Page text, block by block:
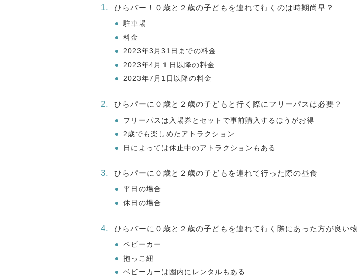
ひらパー！０歳と２歳の子どもを連れて行くのは時期尚早？
駐車場
料金
2023年3月31日までの料金
2023年4月１日以降の料金
2023年7月1日以降の料金
ひらパーに０歳と２歳の子どもと行く際にフリーパスは必要？
フリーパスは入場券とセットで事前購入するほうがお得
2歳でも楽しめたアトラクション
日によっては休止中のアトラクションもある
ひらパーに０歳と２歳の子どもを連れて行った際の昼食
平日の場合
休日の場合
ひらパーに０歳と２歳の子どもを連れて行く際にあった方が良い物
ベビーカー
抱っこ紐
ベビーカーは園内にレンタルもある